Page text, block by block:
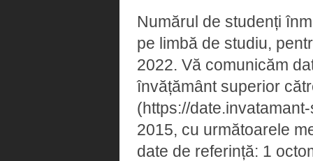
Numărul de studenți
pe limbă de studiu,
2022. Vă comunicăm
învățământ superior
(https://
2015, cu următoarele
date de referință: 1